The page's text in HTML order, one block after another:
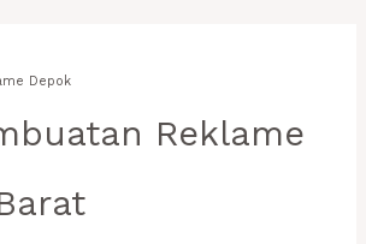
Depok
Reklame